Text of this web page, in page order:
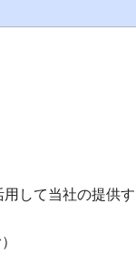
して当社の提供す